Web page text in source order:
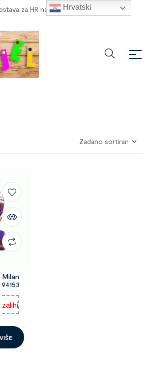
za HR narudžbe veće od 100,00 €
Milan
Hrvatski